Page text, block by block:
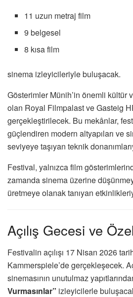
11 uzun metraj film
9 belgesel
8 kısa film
sinema izleyicileriyle buluşacak.
Gösterimler Münih’in önemli kültür
olan Royal Filmpalast ve Gasteig
gerçekleştirilecek. Bu mekânlar,
güçlendiren modern altyapıları ve
seviyeye taşıyan teknik
Festival, yalnızca film
zamanda sinema üzerine
üretmeye olanak tanıyan
Açılış Gecesi ve
Festivalin açılışı 17 Nisan 2026
Kammerspiele’de gerçekleşecek.
sinemasının unutulmaz
Vurmasınlar” izleyicilerle